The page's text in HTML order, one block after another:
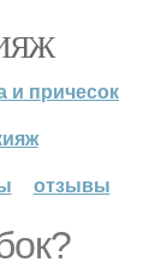
и причесок
отзывы